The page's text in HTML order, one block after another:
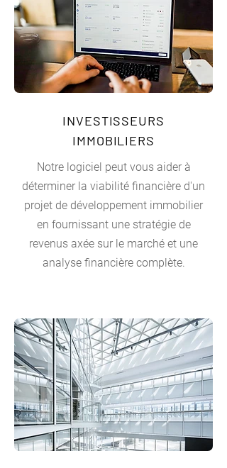
INVESTISSEURS
IMMOBILIERS
Notre logiciel peut vous aider à
déterminer la viabilité financière d'un
projet de développement immobilier
en fournissant une stratégie de
revenus axée sur le marché et une
analyse financière complète.